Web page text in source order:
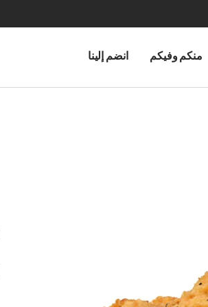
منكم وفيكم انضم إلينا